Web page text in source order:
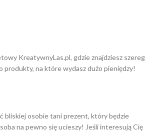
KreatywnyLas.pl, gdzie znajdziesz szereg
na które wydasz dużo pieniędzy!
bliskiej osobie tani prezent, który będzie
na pewno się ucieszy! Jeśli interesują Cię